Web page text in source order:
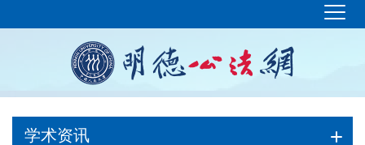
学术资讯